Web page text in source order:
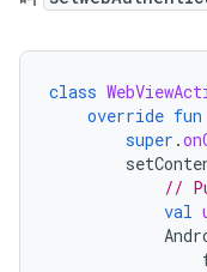
class
override fun
super .
//
val